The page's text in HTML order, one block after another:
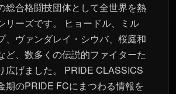
総合格闘技団体として全世界を熱
リーズです。 ヒョードル、ミル
、ヴァンダレイ・シウバ、桜庭和
ど、数多くの伝説的ファイターた
広げました。 PRIDE CLASSICS
期のPRIDE FCにまつわる情報を